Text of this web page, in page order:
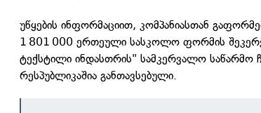
უწყების ინფორმაციით, კომპანიასთან
1 801 000 ერთეული სასკოლო ფორმის
ტექსტილი ინდასთრის" სამკერვალო საწარმო
რესპუბლიკაშია განთავსებული.